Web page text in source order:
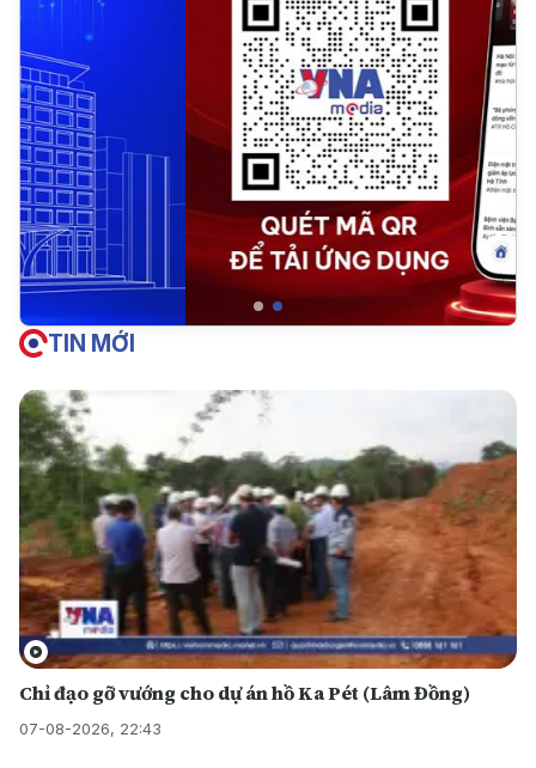
TIN MỚI
Chỉ đạo gỡ vướng cho dự án hồ Ka Pét (Lâm Đồng)
07-08-2026, 22:43